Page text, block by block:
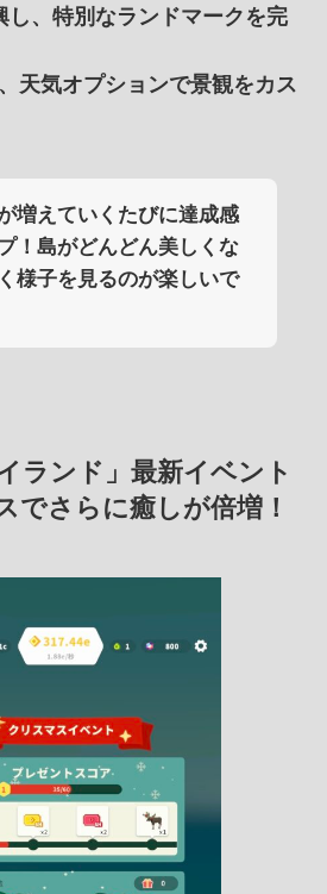
し、特別なランドマークを完
天気オプションで景観をカス
が増えていくたびに達成感
！島がどんどん美しくな
様子を見るのが楽しいで
ランド」最新イベント
でさらに癒しが倍増！